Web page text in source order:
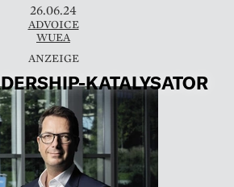
26.06.24
ADVOICE
WUEA
KATALYSATOR